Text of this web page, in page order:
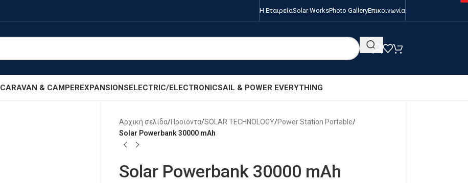
Η ΕταιρείαSolar WorksPhoto GalleryΕπικοινωνία
CARAVAN & CAMPEREXPANSIONSELECTRIC/ELECTRONICSAIL & POWER EVERYTHING
Αρχική σελίδα/Προϊόντα/SOLAR TECHNOLOGY/Power Station Portable/
Solar Powerbank 30000 mAh
Solar Powerbank 30000 mAh